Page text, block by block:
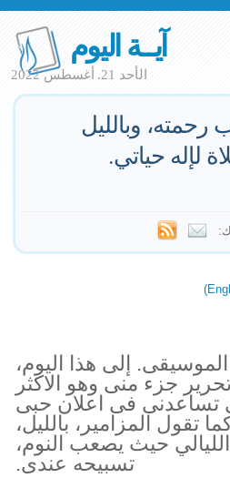
آيــة اليوم
الأحد 21. أغسطس 2022
رحمته، وبالليل
لإله حياتي.
إلى هذا اليوم،
جزء منى وهو الاكثر
تساعدنى فى اعلان حبى
تقول المزامير، بالليل،
حيث يصعب النوم،
تسبيحه عندى.